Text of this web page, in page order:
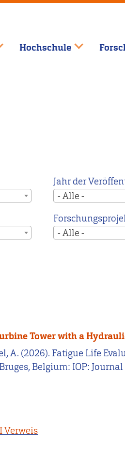
Hochschule
Jahr der
- Alle -
- Alle -
Tower with a
A. (2026). Fatigue Life
Belgium: IOP:
Verweis